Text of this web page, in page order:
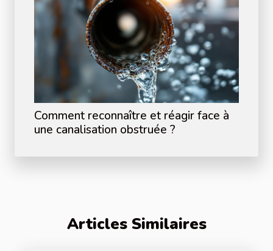
Comment reconnaître et réagir face à
une canalisation obstruée ?
Articles Similaires